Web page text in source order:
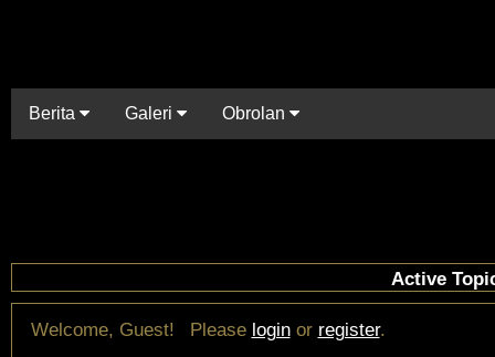
Berita Galeri Obrolan
Active
Welcome, Guest! Please loginor register.